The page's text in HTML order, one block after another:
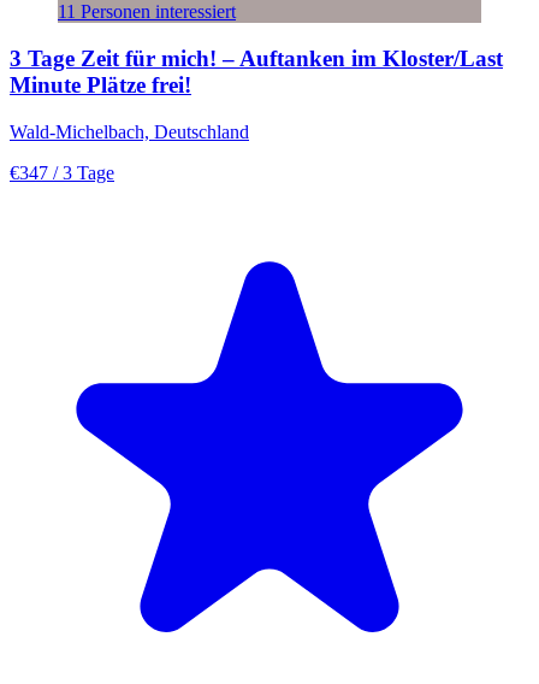
11 Personen interessiert
3 Tage Zeit für mich! – Auftanken im Kloster/Last
Minute Plätze frei!
Wald-Michelbach, Deutschland
€347 / 3 Tage